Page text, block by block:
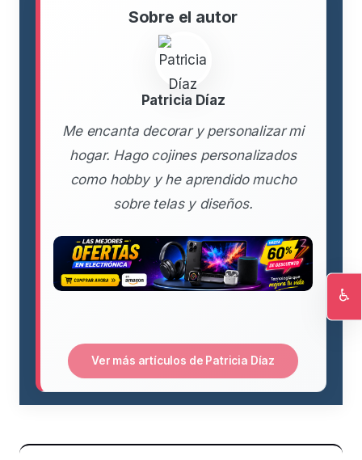
Sobre el autor
Patricia Díaz
Me encanta decorar y personalizar mi
hogar. Hago cojines personalizados
como hobby y he aprendido mucho
sobre telas y diseños.
Ver más artículos de Patricia Díaz
♿